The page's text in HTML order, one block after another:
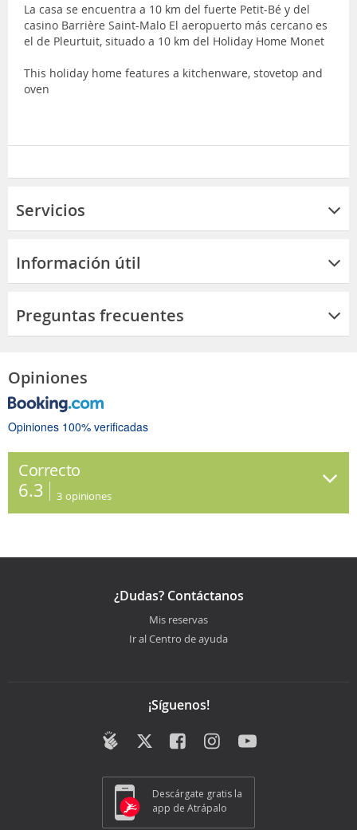
La casa se encuentra a 10 km del fuerte Petit-Bé y del
casino Barrière Saint-Malo El aeropuerto más cercano es
el de Pleurtuit, situado a 10 km del Holiday Home Monet
This holiday home features a kitchenware, stovetop and
oven
Servicios
Información útil
Preguntas frecuentes
Opiniones
Opiniones 100% verificadas
Correcto
6.3 3 opiniones
¿Dudas? Contáctanos
Mis reservas
Ir al Centro de ayuda
¡Síguenos!
Descárgate gratis la
app de Atrápalo